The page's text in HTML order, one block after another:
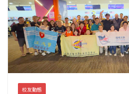
校友動態